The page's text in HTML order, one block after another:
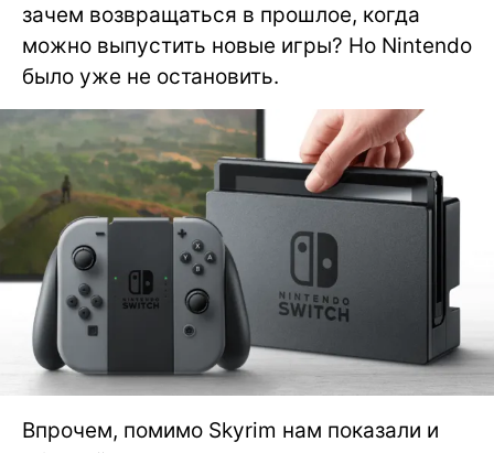
зачем возвращаться в прошлое, когда
можно выпустить новые игры? Но Nintendo
было уже не остановить.
Впрочем, помимо Skyrim нам показали и